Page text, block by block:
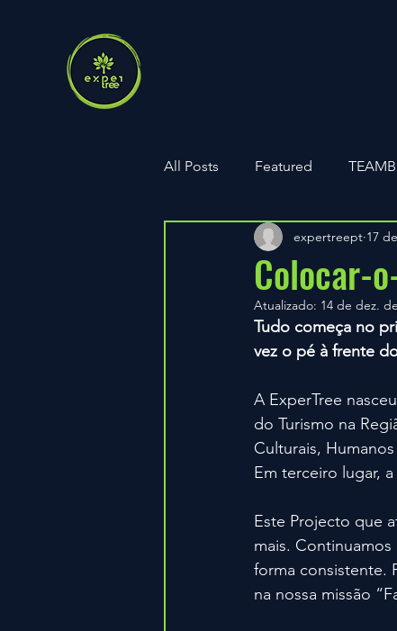
All Posts Featured
Parcerias ExperTree PARK
Aniversários
Colocar-
expertreept 17
Atualizado: 14 de dez.
Tudo começa no
vez o pé à frente
A ExperTree
do Turismo na
Culturais,
Em terceiro lugar,
Este Projecto que
mais.
forma consistente.
na nossa missão